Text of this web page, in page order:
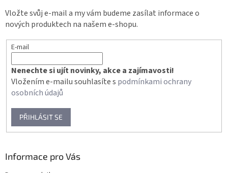
Vložte svůj e-mail a my vám budeme zasílat informace o
nových produktech na našem e-shopu.
E-mail
Nenechte si ujít novinky, akce a zajímavosti!
Vložením e-mailu souhlasíte s podmínkami ochrany
osobních údajů
PŘIHLÁSIT SE
Informace pro Vás